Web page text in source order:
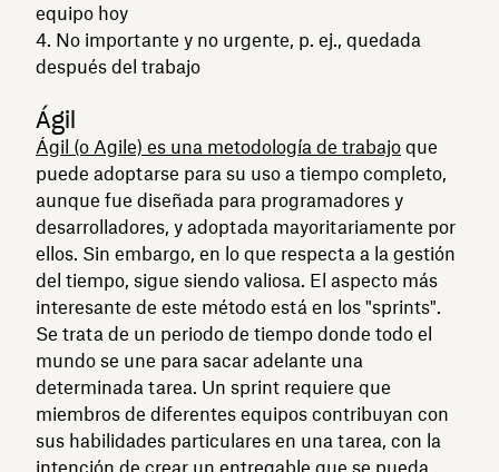
equipo hoy
No importante y no urgente, p. ej., quedada
después del trabajo
Ágil
Ágil (o Agile) es una metodología de trabajo que
puede adoptarse para su uso a tiempo completo,
aunque fue diseñada para programadores y
desarrolladores, y adoptada mayoritariamente por
ellos. Sin embargo, en lo que respecta a la gestión
del tiempo, sigue siendo valiosa. El aspecto más
interesante de este método está en los "sprints".
Se trata de un periodo de tiempo donde todo el
mundo se une para sacar adelante una
determinada tarea. Un sprint requiere que
miembros de diferentes equipos contribuyan con
sus habilidades particulares en una tarea, con la
intención de crear un entregable que se pueda